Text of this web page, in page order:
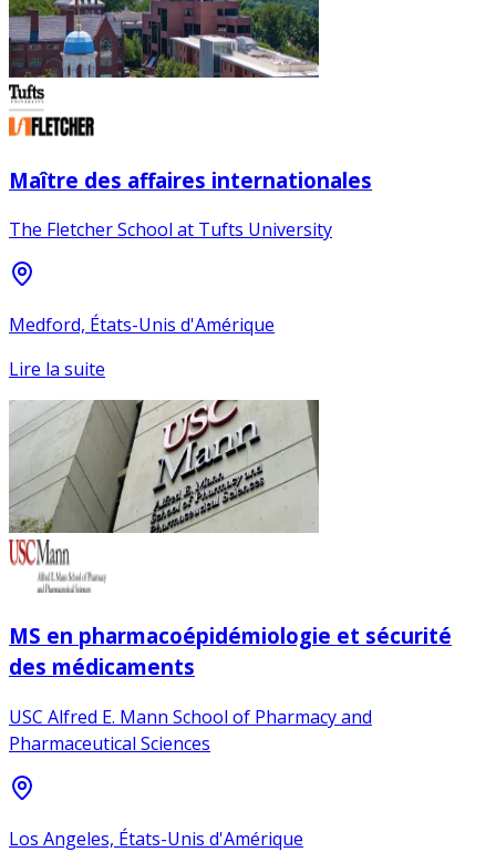
Maître des affaires internationales
The Fletcher School at Tufts University
Medford, États-Unis d'Amérique
Lire la suite
MS en pharmacoépidémiologie et sécurité
des médicaments
USC Alfred E. Mann School of Pharmacy and
Pharmaceutical Sciences
Los Angeles, États-Unis d'Amérique